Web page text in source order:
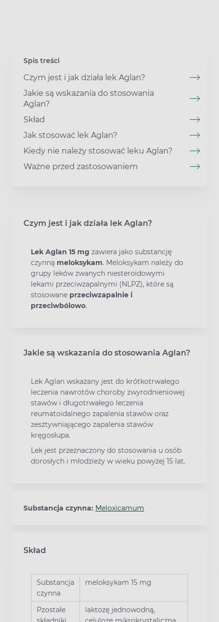
Spis treści
Czym jest i jak działa lek Aglan?
Jakie są wskazania do stosowania
Aglan?
Skład
Jak stosować lek Aglan?
Kiedy nie należy stosować leku Aglan?
Ważne przed zastosowaniem
Czym jest i jak działa lek Aglan?
Lek Aglan 15 mg zawiera jako substancję
czynną meloksykam. Meloksykam należy do
grupy leków zwanych niesteroidowymi
lekami przeciwzapalnymi (NLPZ), które są
stosowane przeciwzapalnie i
przeciwbólowo.
Jakie są wskazania do stosowania Aglan?
Lek Aglan wskazany jest do krótkotrwałego
leczenia nawrotów choroby zwyrodnieniowej
stawów i długotrwałego leczenia
reumatoidalnego zapalenia stawów oraz
zesztywniającego zapalenia stawów
kręgosłupa.
Lek jest przeznaczony do stosowania u osób
dorosłych i młodzieży w wieku powyżej 15 lat.
Substancja czynna: Meloxicamum
Skład
Substancja
czynna
meloksykam 15 mg
Pzostałe
laktozę jednowodną,